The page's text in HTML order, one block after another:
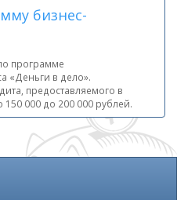
бизнес-
программе
«Деньги в дело».
предоставляемого в
150 000 до 200 000 рублей.